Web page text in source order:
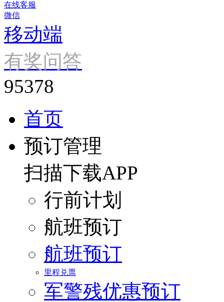
在线客服
微信
移动端
有奖问答
95378
首页
预订管理
扫描下载APP
行前计划
航班预订
航班预订
里程兑票
军警残优惠预订